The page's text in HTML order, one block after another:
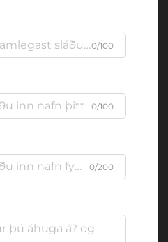
0/100
0/100
0/200